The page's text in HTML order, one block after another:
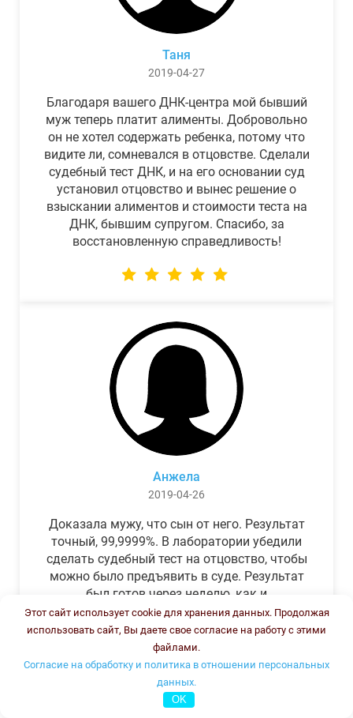
Таня
2019-04-27
Благодаря вашего ДНК-центра мой бывший
муж теперь платит алименты. Добровольно
он не хотел содержать ребенка, потому что
видите ли, сомневался в отцовстве. Сделали
судебный тест ДНК, и на его основании суд
установил отцовство и вынес решение о
взыскании алиментов и стоимости теста на
ДНК, бывшим супругом. Спасибо, за
восстановленную справедливость!
Анжела
2019-04-26
Доказала мужу, что сын от него. Результат
точный, 99,9999%. В лаборатории убедили
сделать судебный тест на отцовство, чтобы
можно было предъявить в суде. Результат
был готов через неделю, как и
обещали.Теперь муж бегает и извиняется.
Этот сайт использует cookie для хранения данных. Продолжая
использовать сайт, Вы даете свое согласие на работу с этими
файлами.
Согласие на обработку и политика в отношении персональных
данных.
OK